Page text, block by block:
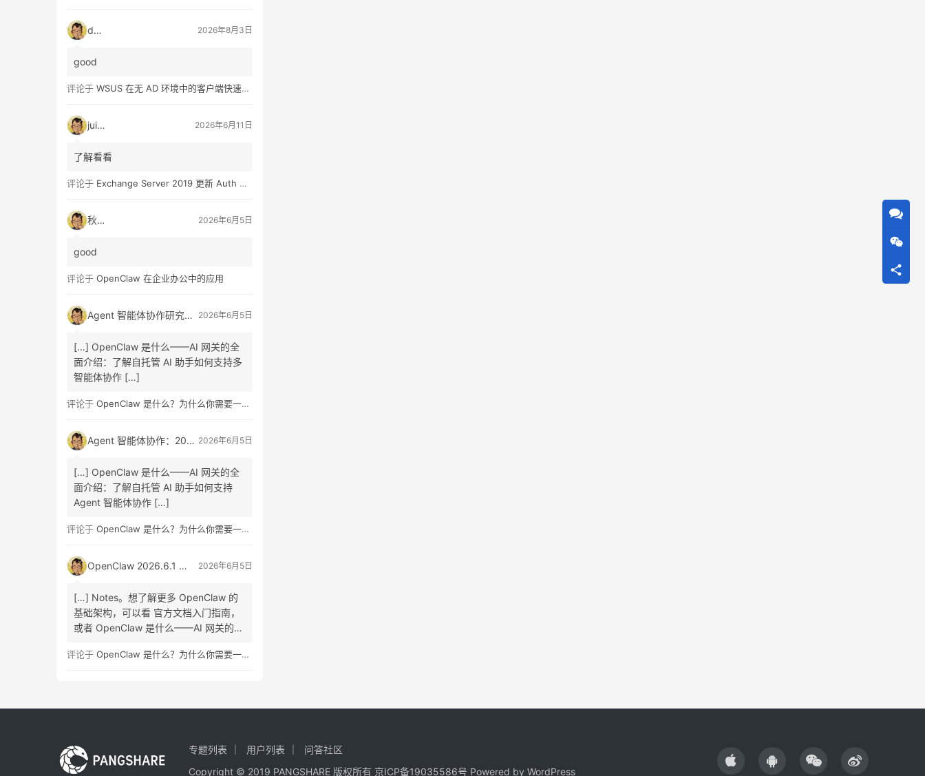
dala 2026年8月3日
good
评论于 WSUS 在无 AD 环境中的客户端快速配置指南
juice 2026年6月11日
了解看看
评论于 Exchange Server 2019 更新 Auth Certificate 证书
秋日 2026年6月5日
good
评论于 OpenClaw 在企业办公中的应用
Agent 智能体协作研究报告发布：A2A 协议架构设计、信任机制原理、商业链路重构路径与企业组织变革全面解读指南 2026年6月5日
[…] OpenClaw 是什么——AI 网关的全
面介绍：了解自托管 AI 助手如何支持多
智能体协作 […]
评论于 OpenClaw 是什么？为什么你需要一个自托管的 AI 助手？
Agent 智能体协作：2026 最新研究报告发布，A2A 协议、信任机制、商业重构与组织变革全面解读 2026年6月5日
[…] OpenClaw 是什么——AI 网关的全
面介绍：了解自托管 AI 助手如何支持
Agent 智能体协作 […]
评论于 OpenClaw 是什么？为什么你需要一个自托管的 AI 助手？
OpenClaw 2026.6.1 正式版发布：Skill Workshop 与 SQLite 升级指南 2026年6月5日
[…] Notes。想了解更多 OpenClaw 的
基础架构，可以看 官方文档入门指南，
或者 OpenClaw 是什么——AI 网关的全
评论于 OpenClaw 是什么？为什么你需要一个自托管的 AI 助手？
专题列表 用户列表
问答社区
Copyright © 2019 PANGSHARE 版权所有 京ICP备19035586号 Powered by WordPress